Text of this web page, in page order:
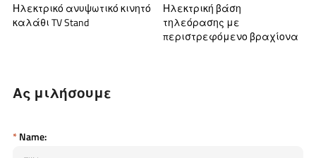
Ηλεκτρικό ανυψωτικό κινητό
καλάθι TV Stand
Ηλεκτρική βάση
τηλεόρασης με
περιστρεφόμενο βραχίονα
Ας μιλήσουμε
*Name: